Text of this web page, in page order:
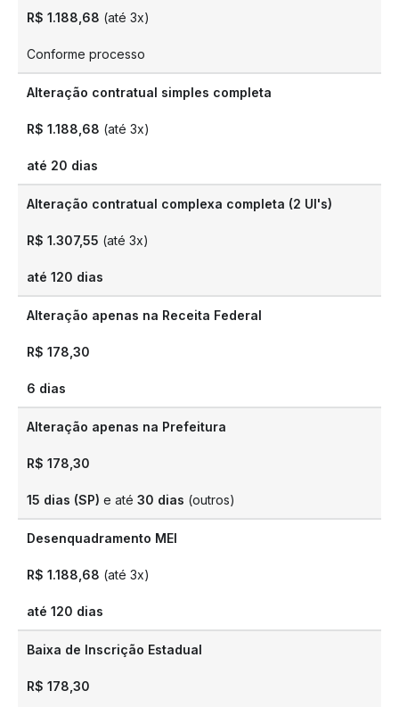
R$ 1.188,68 (até 3x)
Conforme processo
Alteração contratual simples completa
R$ 1.188,68 (até 3x)
até 20 dias
Alteração contratual complexa completa (2 UI's)
R$ 1.307,55 (até 3x)
até 120 dias
Alteração apenas na Receita Federal
R$ 178,30
6 dias
Alteração apenas na Prefeitura
R$ 178,30
15 dias (SP) e até 30 dias (outros)
Desenquadramento MEI
R$ 1.188,68 (até 3x)
até 120 dias
Baixa de Inscrição Estadual
R$ 178,30